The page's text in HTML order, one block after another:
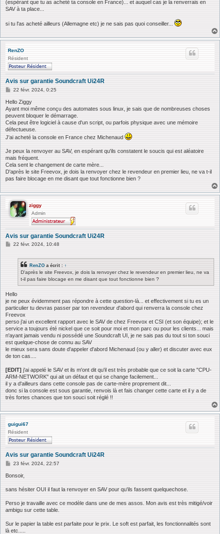
e
(espérant que tu as acheté ta console en France)... et auquel cas je la renverrais en
SAV à ta place...
si tu l'as acheté ailleurs (Allemagne etc) je ne sais pas quoi conseiller...
RenZO
Résident
Avis sur garantie Soundcraft Ui24R
M
s
s
g
e
22 févr. 2024, 0:25
Hello Ziggy
Ayant moi même conçu des automates sous linux, je sais que de nombreuses choses
peuvent bloquer le démarrage.
Cela peut être logiciel à cause d'un script, ou parfois physique avec une mémoire
défectueuse.
J'ai acheté la console en France chez Michenaud
Je peux la renvoyer au SAV, en espérant qu'ils constatent le soucis qui est aléatoire
mais fréquent.
Cela sent le changement de carte mère...
D'après le site Freevox, je dois la renvoyer chez le revendeur en premier lieu, ne va t-il
pas faire blocage en me disant que tout fonctionne bien ?
ziggy
Admin
Avis sur garantie Soundcraft Ui24R
M22 févr. 2024, 10:48
RenZO a écrit : ↑
D'après le site Freevox, je dois la renvoyer chez le revendeur en premier lieu, ne va
t-il pas faire blocage en me disant que tout fonctionne bien ?
Hello
je ne peux évidemment pas répondre à cette question-là... et effectivement si tu es un
particulier tu devras passer par ton revendeur d'abord qui renverra la console chez
Freevox
perso j'ai un excellent rapport avec le SAV de chez Freevox et CSI (et son équipe); et le
service a toujours été nickel que ce soit pour moi et mon parc ou pour les clients... mais
n'ayant jamais vendu ni possédé une Soundcraft UI, je ne sais pas du tout si ton souci
est quelque-chose de connu au SAV
le mieux sera sans doute d'appeler d'abord Michenaud (ou y aller) et discuter avec eux
de ton cas....
[EDIT] j'ai appelé le SAV et ils m'ont dit qu'il est très probable que ce soit la carte "CPU-
ARM-NETWORK" qui ait un défaut et qui se change facilement...
il y a d'ailleurs dans cette console pas de carte-mère proprement dit...
donc si la console est sous garantie, renvois là et fais changer cette carte et il y a de
très fortes chances que ton souci soit réglé !!
guigui67
Résident
Avis sur garantie Soundcraft Ui24R
M
s
g
23 févr. 2024, 22:57
Bonsoir,
sans hésiter OUI il faut la renvoyer en SAV pour qu'ils fassent quelquechose.
Perso je travaille avec ce modèle dans une de mes assos. Mon avis est très mitigé/voir
ambigu sur cette table.
Sur le papier la table est parfaite pour le prix. Le soft est parfait, les fonctionnalités sont
là etc.....